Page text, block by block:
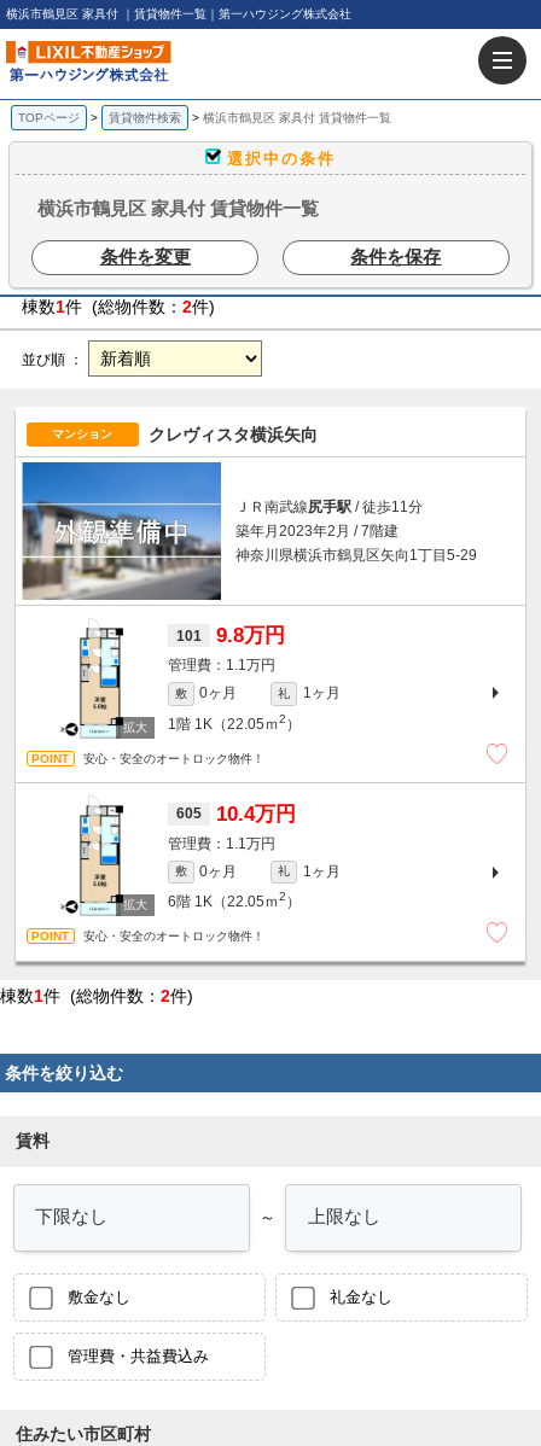
横浜市鶴見区 家具付 ｜賃貸物件一覧｜第一ハウジング株式会社
TOPページ 賃貸物件検索 横浜市鶴見区 家具付 賃貸物件一覧
選択中の条件
横浜市鶴見区 家具付 賃貸物件一覧
条件を変更 条件を保存
棟数1件 (総物件数： 2件)
並び順 ：
マンション クレヴィスタ横浜矢向
ＪＲ南武線尻手駅 / 徒歩11分
築年月2023年2月 / 7階建
神奈川県横浜市鶴見区矢向1丁目5-29
101 9.8万円
1.1万円
敷 0ヶ月 礼
1ヶ月
1階 1K（22.05ｍ2 ）
安心・安全のオートロック物件！
605 10.4万円
1.1万円
敷 0ヶ月 礼
1ヶ月
6階 1K（22.05ｍ2 ）
安心・安全のオートロック物件！
棟数1件 (総物件数： 2件)
条件を絞り込む
賃料
～
敷金なし 礼金なし
管理費・共益費込み
住みたい市区町村